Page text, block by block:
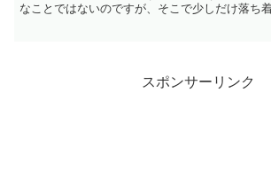
なことではないのですが、そこで少しだけ落ち
スポンサーリンク